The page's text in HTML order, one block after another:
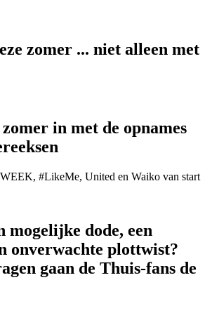
zomer ... niet alleen met
in met de opnames
#LikeMe, United en Waiko van start
mogelijke dode, een
onverwachte plottwist?
gaan de Thuis-fans de